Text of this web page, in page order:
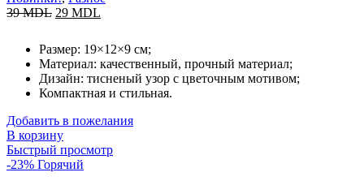
39MDL 29 MDL
Размер: 19×12×9 см;
Материал: качественный, прочный материал;
Дизайн: тисненый узор с цветочным мотивом;
Компактная и стильная.
Добавить в пожелания
В корзину
Быстрый просмотр
-23% Горячий